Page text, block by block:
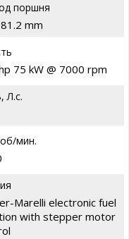
поршня
mm
75 kW @ 7000 rpm
Л.с.
мин.
Marelli electronic fuel
with stepper motor